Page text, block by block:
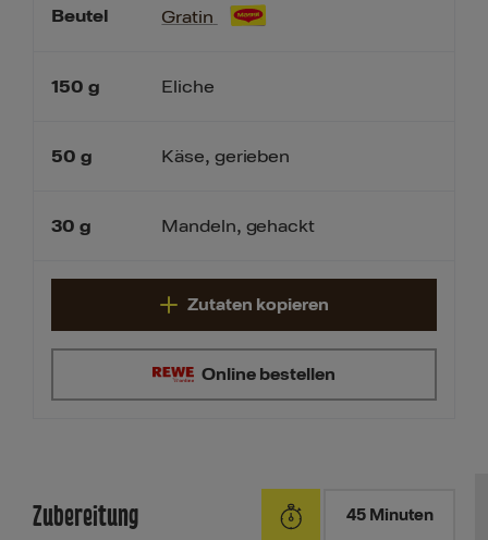
Beutel
150 g
50 g
30 g
Gratin
Eliche
Käse, gerieben
Mandeln, gehackt
Online bestellen
Zutaten kopieren
Zubereitung 45 Minuten